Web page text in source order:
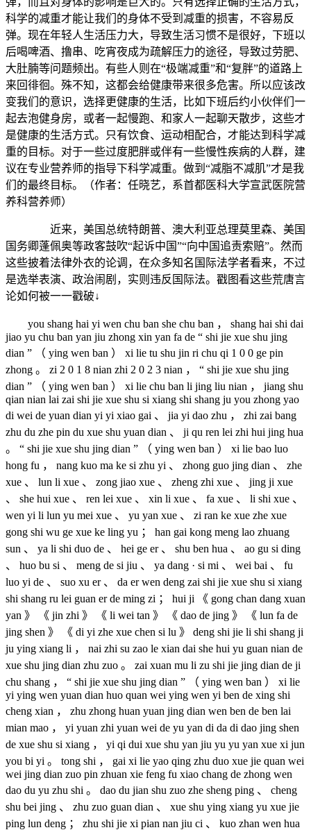
科学的减重才能让我们的身体不受到减重的损害，不容易反
弹。现在年轻人生活压力大，导致生活习惯不是很好，下班以
后喝啤酒、撸串、吃宵夜成为疏解压力的途径，导致过劳肥、
大肚腩等问题频出。有些人则在“极端减重”和“复胖”的道路上
来回徘徊。殊不知，这都会给健康带来很多危害。所以应该改
变我们的意识，选择更健康的生活，比如下班后约小伙伴们一
起去泡健身房，或者一起慢跑、和家人一起聊天散步，这些才
是健康的生活方式。只有饮食、运动相配合，才能达到科学减
重的目标。对于一些过度肥胖或伴有一些慢性疾病的人群，建
议在专业营养师的指导下科学减重。做到“减脂不减肌”才是我
们的最终目标。（作者：任晓艺，系首都医科大学宣武医院营
养科营养师）
近来，美国总统特朗普、澳大利亚总理莫里森、美国
国务卿蓬佩奥等政客鼓吹“起诉中国”“向中国追责索赔”。然而
这些披着法律外衣的论调，在众多知名国际法学者看来，不过
是选举表演、政治闹剧，实则违反国际法。戳图看这些荒唐言
论如何被一一戳破↓
you shang hai yi wen chu ban she chu ban ， shang hai shi dai
jiao yu chu ban yan jiu zhong xin yan fa de “ shi jie xue shu jing
dian ” （ ying wen ban ） xi lie tu shu jin ri chu qi 1 0 0 ge pin
zhong 。 zi 2 0 1 8 nian zhi 2 0 2 3 nian ， “ shi jie xue shu jing
dian ” （ ying wen ban ） xi lie chu ban li jing liu nian ， jiang shu
qian nian lai zai shi jie xue shu si xiang shi shang ju you zhong yao
di wei de yuan dian yi yi xiao gai 、 jia yi dao zhu ， zhi zai bang
zhu du zhe pin du xue shu yuan dian 、 ji qu ren lei zhi hui jing hua
。 “ shi jie xue shu jing dian ” （ ying wen ban ） xi lie bao luo
hong fu ， nang kuo ma ke si zhu yi 、 zhong guo jing dian 、 zhe
xue 、 lun li xue 、 zong jiao xue 、 zheng zhi xue 、 jing ji xue
、 she hui xue 、 ren lei xue 、 xin li xue 、 fa xue 、 li shi xue 、
wen yi li lun yu mei xue 、 yu yan xue 、 zi ran ke xue zhe xue
gong shi wu ge xue ke ling yu ； han gai kong meng lao zhuang
sun 、 ya li shi duo de 、 hei ge er 、 shu ben hua 、 ao gu si ding
、 huo bu si 、 meng de si jiu 、 ya dang · si mi 、 wei bai 、 fu
luo yi de 、 suo xu er 、 da er wen deng zai shi jie xue shu si xiang
shi shang ru lei guan er de ming zi ； hui ji 《 gong chan dang xuan
yan 》 《 jin zhi 》 《 li wei tan 》 《 dao de jing 》 《 lun fa de
jing shen 》 《 di yi zhe xue chen si lu 》 deng shi jie li shi shang ji
ju ying xiang li ， nai zhi su zao le xian dai she hui yu guan nian de
xue shu jing dian zhu zuo 。 zai xuan mu li zu shi jie jing dian de ji
chu shang ， “ shi jie xue shu jing dian ” （ ying wen ban ） xi lie
yi ying wen yuan dian huo quan wei ying wen yi ben de xing shi
cheng xian ， zhu zhong huan yuan jing dian wen ben de ben lai
mian mao ， yi yuan zhi yuan wei de yu yan di da di dao jing shen
de xue shu si xiang ， yi qi dui xue shu yan jiu yu yu yan xue xi jun
you bi yi 。 tong shi ， gai xi lie yao qing zhu duo xue jie quan wei
wei jing dian zuo pin zhuan xie feng fu xiao chang de zhong wen
dao du yu zhu shi 。 dao du jian shu zuo zhe sheng ping 、 cheng
shu bei jing 、 zhu zuo guan dian 、 xue shu ying xiang yu xue jie
ping lun deng ； zhu shi jie xi pian nan jiu ci 、 kuo zhan wen hua